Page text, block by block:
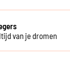
van je dromen